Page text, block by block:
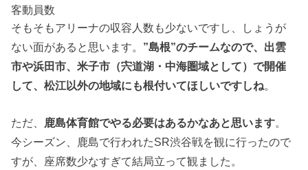
客動員数
そもそもアリーナの収容人数も少ないですし、しょうが
ない面があると思います。 ”島根”のチームなので、出雲
市や浜田市、米子市（宍道湖・中海圏域として）で開催
して、松江以外の地域にも根付いてほしいですしね。
ただ、 鹿島体育館でやる必要はあるかなあと思います。
今シーズン、鹿島で行われたSR渋谷戦を観に行ったので
すが、座席数少なすぎて結局立って観ました。